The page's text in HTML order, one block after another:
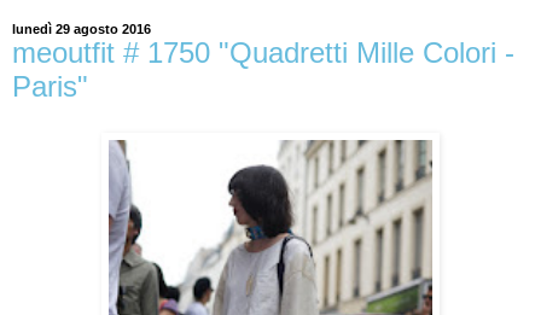
lunedì 29 agosto 2016
meoutfit # 1750 "Quadretti Mille Colori -
Paris"